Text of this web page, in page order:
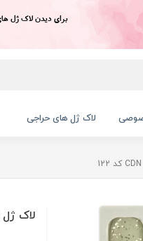
برای دیدن لاک ژل
لاک ژل های حراجی
لاک ژل CDN کد 122